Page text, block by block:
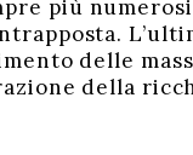
più
delle
della